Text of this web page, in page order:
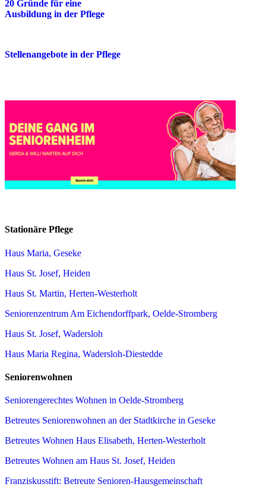
20 Gründe für eine
Ausbildung in der Pflege
Stellenangebote in der Pflege
Stationäre Pflege
Haus Maria, Geseke
Haus St. Josef, Heiden
Haus St. Martin, Herten-Westerholt
Seniorenzentrum Am Eichendorffpark, Oelde-Stromberg
Haus St. Josef, Wadersloh
Haus Maria Regina, Wadersloh-Diestedde
Seniorenwohnen
Seniorengerechtes Wohnen in Oelde-Stromberg
Betreutes Seniorenwohnen an der Stadtkirche in Geseke
Betreutes Wohnen Haus Elisabeth, Herten-Westerholt
Betreutes Wohnen am Haus St. Josef, Heiden
Franziskusstift: Betreute Senioren-Hausgemeinschaft